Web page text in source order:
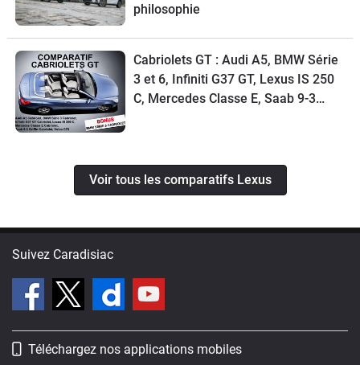
philosophie
Cabriolets GT : Audi A5, BMW Série
3 et 6, Infiniti G37 GT, Lexus IS 250
C, Mercedes Classe E, Saab 9-3
Voir tous les comparatifs Lexus
Suivez Caradisiac
Téléchargez nos applications mobiles